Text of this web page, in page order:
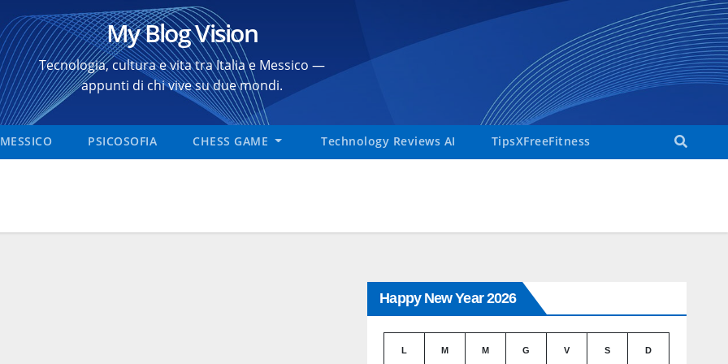
My Blog Vision
Tecnologia, cultura e vita tra Italia e Messico —
appunti di chi vive su due mondi.
MESSICO PSICOSOFIA CHESS GAME Technology Reviews AI TipsXFreeFitness
Happy New Year 2026
L M M G V S D